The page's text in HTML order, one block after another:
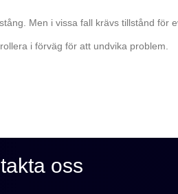
Men i vissa fall krävs tillstånd för
i förväg för att undvika problem.
oss